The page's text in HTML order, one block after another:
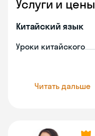
Услуги и цены
Китайский язык
Уроки китайского
Читать дальше